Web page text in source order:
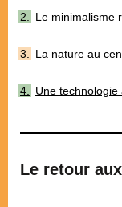
Le minimalisme
La nature au
Une technologie
Le retour